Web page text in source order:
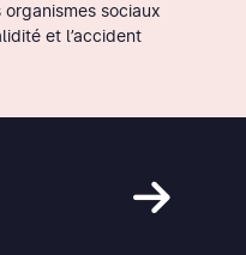
sociaux
et l’accident